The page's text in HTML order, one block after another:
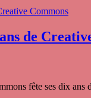
de
fête ses dix